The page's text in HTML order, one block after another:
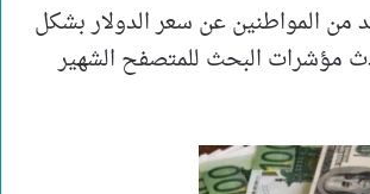
من المواطنين عن سعر الدولار بشكل
مؤشرات البحث للمتصفح الشهير